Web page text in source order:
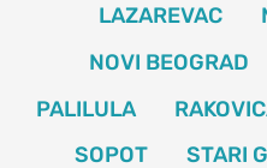
LAZAREVAC
NOVI BEOGRAD
PALILULA
SOPOT
STARI